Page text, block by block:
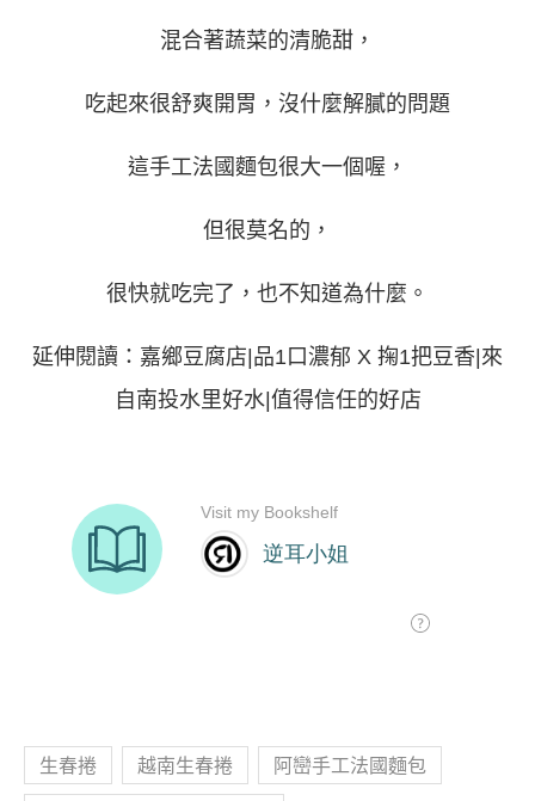
混合著蔬菜的清脆甜，
吃起來很舒爽開胃，沒什麼解膩的問題
這手工法國麵包很大一個喔，
但很莫名的，
很快就吃完了，也不知道為什麼。
延伸閱讀： 嘉鄉豆腐店|品1口濃郁 X 掬1把豆香|來
自南投水里好水|值得信任的好店
生春捲 越南生春捲 阿巒手工法國麵包